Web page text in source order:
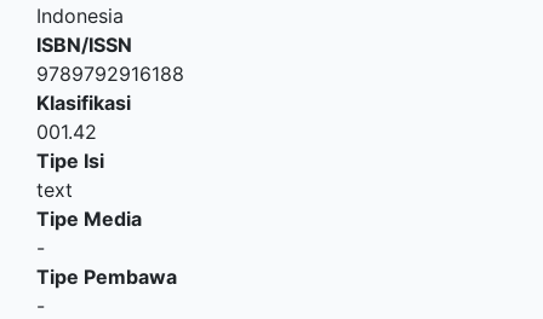
Indonesia
ISBN/ISSN
9789792916188
Klasifikasi
001.42
Tipe Isi
text
Tipe Media
-
Tipe Pembawa
-